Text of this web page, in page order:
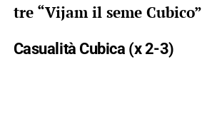
tre “Vijam il seme Cubico”
Casualità Cubica (x 2-3)